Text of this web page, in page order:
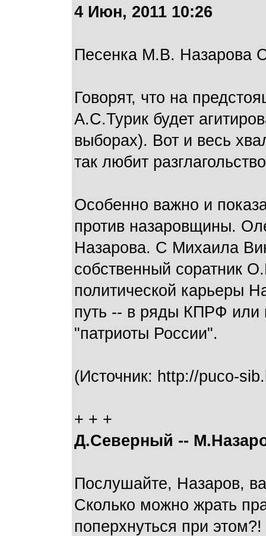
4 Июн, 2011 10:26
Песенка М.В. Назарова
Говорят, что на
А.С.Турик будет
выборах). Вот и весь
так любит
Особенно важно и
против назаровщины.
Назарова. С Михаила
собственный соратник
политической карьеры
путь -- в ряды КПРФ или
"патриоты России".
(Источник: http://puco-
+ + +
Д.Северный --
Послушайте, Назаров,
Сколько можно жрать
поперхнуться при этом?!